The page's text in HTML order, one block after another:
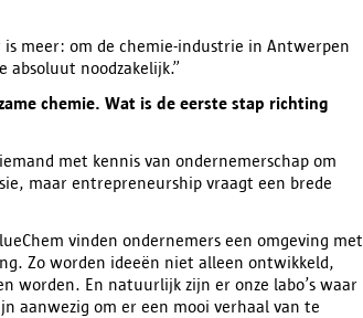
meer: om de chemie-industrie in Antwerpen
noodzakelijk.”
chemie. Wat is de eerste stap richting
met kennis van ondernemerschap om
maar entrepreneurship vraagt een brede
vinden ondernemers een omgeving met
Zo worden ideeën niet alleen ontwikkeld,
worden. En natuurlijk zijn er onze labo’s waar
aanwezig om er een mooi verhaal van te